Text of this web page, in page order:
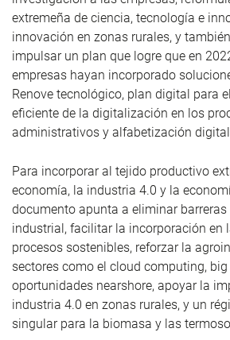
extremeña de ciencia, tecnología e
innovación en zonas rurales, y
impulsar un plan que logre que en
empresas hayan incorporado
Renove tecnológico, plan digital para
eficiente de la digitalización en los
administrativos y alfabetización
Para incorporar al tejido productivo
economía, la industria 4.0 y la
documento apunta a eliminar
industrial, facilitar la incorporación en
procesos sostenibles, reforzar la
sectores como el cloud computing,
oportunidades nearshore, apoyar la
industria 4.0 en zonas rurales, y un
singular para la biomasa y las